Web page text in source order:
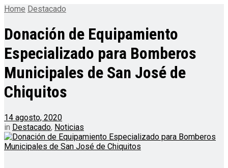
Home Destacado
Donación de Equipamiento
Especializado para Bomberos
Municipales de San José de
Chiquitos
14 agosto, 2020
in Destacado, Noticias